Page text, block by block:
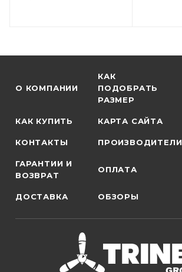
О КОМПАНИИ
КАК
ПОДОБРАТЬ
РАЗМЕР
КАК КУПИТЬ КАРТА САЙТА
КОНТАКТЫ ПРОИЗВОДИТЕЛИ
ГАРАНТИИ И
ВОЗВРАТ
ОПЛАТА
ДОСТАВКА ОБЗОРЫ